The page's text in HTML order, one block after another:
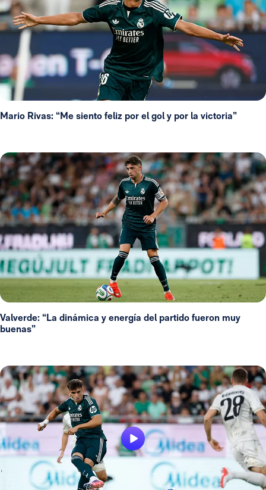
Mario Rivas: “Me siento feliz por el gol y por la victoria”
Valverde: “La dinámica y energía del partido fueron muy
buenas”